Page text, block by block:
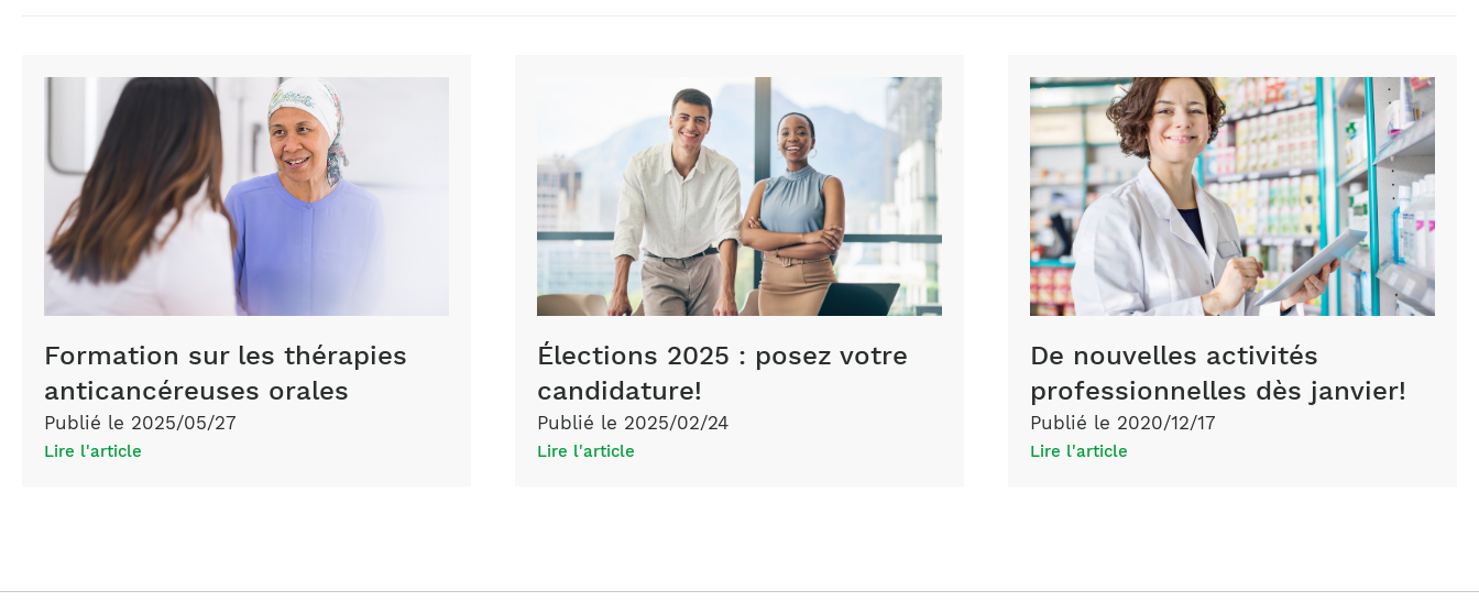
Formation sur les thérapies
anticancéreuses orales
Publié le 2025/05/27
Lire l'article
Élections 2025 : posez votre
candidature!
Publié le 2025/02/24
Lire l'article
De nouvelles activités
professionnelles dès janvier!
Publié le 2020/12/17
Lire l'article